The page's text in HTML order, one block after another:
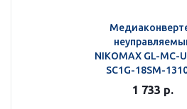
NIKOMAX GL-MC-
SC1G-18SM-
1 733 р.